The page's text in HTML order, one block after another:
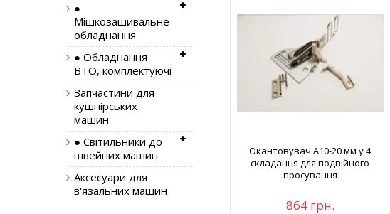
Окантовувач А10-20 мм у 4
складання для подвійного
просування
864 грн.
●
Мішкозашивальне
обладнання
● Обладнання
ВТО, комплектуючі
Запчастини для
кушнірських
машин
● Світильники до
швейних машин
Аксесуари для
в'язальних машин